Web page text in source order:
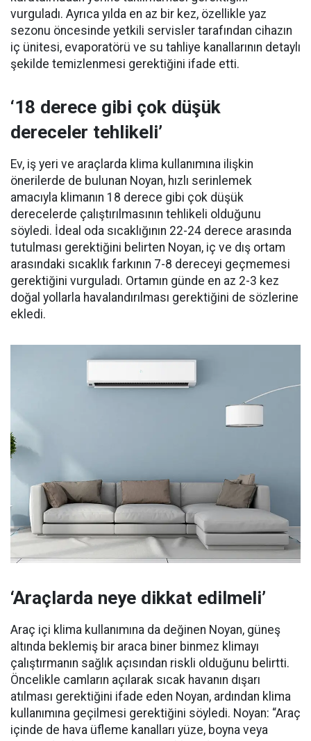
vurguladı. Ayrıca yılda en az bir kez, özellikle yaz
sezonu öncesinde yetkili servisler tarafından cihazın
iç ünitesi, evaporatörü ve su tahliye kanallarının detaylı
şekilde temizlenmesi gerektiğini ifade etti.
‘18 derece gibi çok düşük
dereceler tehlikeli’
Ev, iş yeri ve araçlarda klima kullanımına ilişkin
önerilerde de bulunan Noyan, hızlı serinlemek
amacıyla klimanın 18 derece gibi çok düşük
derecelerde çalıştırılmasının tehlikeli olduğunu
söyledi. İdeal oda sıcaklığının 22-24 derece arasında
tutulması gerektiğini belirten Noyan, iç ve dış ortam
arasındaki sıcaklık farkının 7-8 dereceyi geçmemesi
gerektiğini vurguladı. Ortamın günde en az 2-3 kez
doğal yollarla havalandırılması gerektiğini de sözlerine
ekledi.
‘Araçlarda neye dikkat edilmeli’
Araç içi klima kullanımına da değinen Noyan, güneş
altında beklemiş bir araca biner binmez klimayı
çalıştırmanın sağlık açısından riskli olduğunu belirtti.
Öncelikle camların açılarak sıcak havanın dışarı
atılması gerektiğini ifade eden Noyan, ardından klima
kullanımına geçilmesi gerektiğini söyledi. Noyan: “Araç
içinde de hava üfleme kanalları yüze, boyna veya